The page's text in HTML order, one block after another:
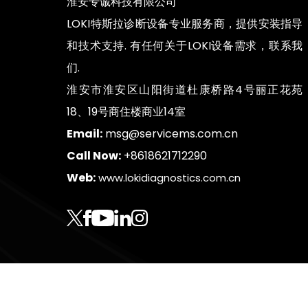
LOKI特斯拉诊断设备专业服务商，提供安装指导
和技术支持. 有任何关于LOKI设备需求，联系我
们.
淮安市淮安区山阳街道杜康桥路4号丽正花苑
18、19号商住楼商业14室
Email: msg@servicems.com.cn
Call Now: +8618621712290
Web: www.lokidiagnostics.com.cn